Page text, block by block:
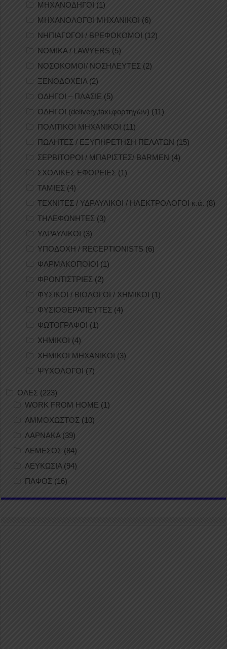
ΜΗΧΑΝΟΔΗΓΟΙ (1)
ΜΗΧΑΝΟΛΟΓΟΙ ΜΗΧΑΝΙΚΟΙ (6)
ΝΗΠΙΑΓΩΓΟΙ / ΒΡΕΦΟΚΟΜΟΙ (12)
ΝΟΜΙΚΑ / LAWYERS (5)
ΝΟΣΟΚΟΜΟΙ/ ΝΟΣΗΛΕΥΤΕΣ (2)
ΞΕΝΟΔΟΧΕΙΑ(2)
ΟΔΗΓΟΙ – ΠΛΑΣΙΕ (5)
ΟΔΗΓΟΙ (delivery,taxi,φορτηγών) (11)
ΠΟΛΙΤΙΚΟΙ ΜΗΧΑΝΙΚΟΙ (11)
ΠΩΛΗΤΕΣ / ΕΞΥΠΗΡΕΤΗΣΗ ΠΕΛΑΤΩΝ (15)
ΣΕΡΒΙΤΟΡΟΙ / ΜΠΑΡΙΣΤΕΣ/ BARMEN (4)
ΣΧΟΛΙΚΕΣ ΕΦΟΡΕΙΕΣ (1)
ΤΑΜΙΕΣ (4)
ΤΕΧΝΙΤΕΣ / ΥΔΡΑΥΛΙΚΟΙ / ΗΛΕΚΤΡΟΛΟΓΟΙ κ.ά. (8)
ΤΗΛΕΦΩΝΗΤΕΣ (3)
ΥΔΡΑΥΛΙΚΟΙ (3)
ΥΠΟΔΟΧΗ / RECEPTIONISTS (6)
ΦΑΡΜΑΚΟΠΟΙΟΙ (1)
ΦΡΟΝΤΙΣΤΡΙΕΣ (2)
ΦΥΣΙΚΟΙ / ΒΙΟΛΟΓΟΙ / ΧΗΜΙΚΟΙ (1)
ΦΥΣΙΟΘΕΡΑΠΕΥΤΕΣ (4)
ΦΩΤΟΓΡΑΦΟΙ (1)
ΧΗΜΙΚΟΙ (4)
ΧΗΜΙΚΟΙ ΜΗΧΑΝΙΚΟΙ (3)
ΨΥΧΟΛΟΓΟΙ (7)
ΟΛΕΣ (223)
WORK FROM HOME (1)
ΑΜΜΟΧΩΣΤΟΣ (10)
ΛΑΡΝΑΚΑ(39)
ΛΕΜΕΣΟΣ (84)
ΛΕΥΚΩΣΙΑ (94)
ΠΑΦΟΣ (16)